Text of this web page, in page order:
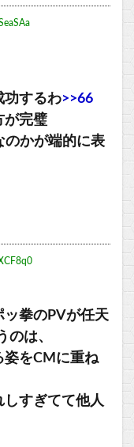
功するわ>>66
が完璧
のかが端的に表
ッ拳のPVが任天
のは、
姿をCMに重ね
すぎてて他人